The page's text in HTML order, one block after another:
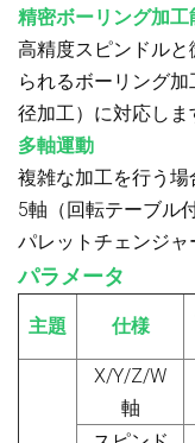
精密ボーリング加工
高精度スピンドル
られるボーリング
径加工）に対応しま
多軸運動
複雑な加工を行う
5軸（回転テーブル
パレットチェンジャ
パラメータ
主題 仕様
X/Y/Z/W
軸